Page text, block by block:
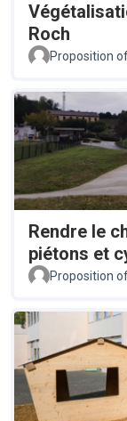
Roch
Proposition
Rendre le
piétons et
Proposition